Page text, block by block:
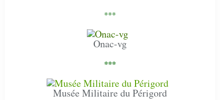
***
Onac-vg
***
Musée Militaire du Périgord